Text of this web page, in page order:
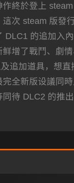
作終於登上
這次 steam 版發
DLC1 的追加入
鲜增了戰鬥、劇
追加道具，想直
完全新版设議同
同待 DLC2 的推出